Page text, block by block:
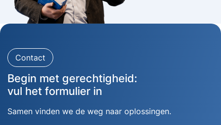
Contact
Begin met gerechtigheid:
vul het formulier in
Samen vinden we de weg naar oplossingen.